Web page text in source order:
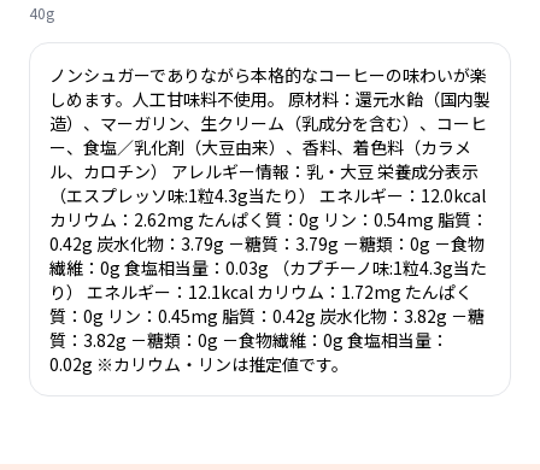
40g
ノンシュガーでありながら本格的なコーヒーの味わいが楽
しめます。人工甘味料不使用。 原材料：還元水飴（国内製
造）、マーガリン、生クリーム（乳成分を含む）、コーヒ
ー、食塩／乳化剤（大豆由来）、香料、着色料（カラメ
ル、カロチン） アレルギー情報：乳・大豆 栄養成分表示
（エスプレッソ味:1粒4.3g当たり） エネルギー：12.0kcal
カリウム：2.62mg たんぱく質：0g リン：0.54mg 脂質：
0.42g 炭水化物：3.79g －糖質：3.79g －糖類：0g －食物
繊維：0g 食塩相当量：0.03g （カプチーノ味:1粒4.3g当た
り） エネルギー：12.1kcal カリウム：1.72mg たんぱく
質：0g リン：0.45mg 脂質：0.42g 炭水化物：3.82g －糖
質：3.82g －糖類：0g －食物繊維：0g 食塩相当量：
0.02g ※カリウム・リンは推定値です。